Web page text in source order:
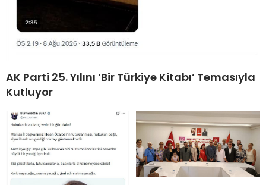
AK Parti 25. Yılını ‘Bir Türkiye Kitabı’ Temasıyla
Kutluyor